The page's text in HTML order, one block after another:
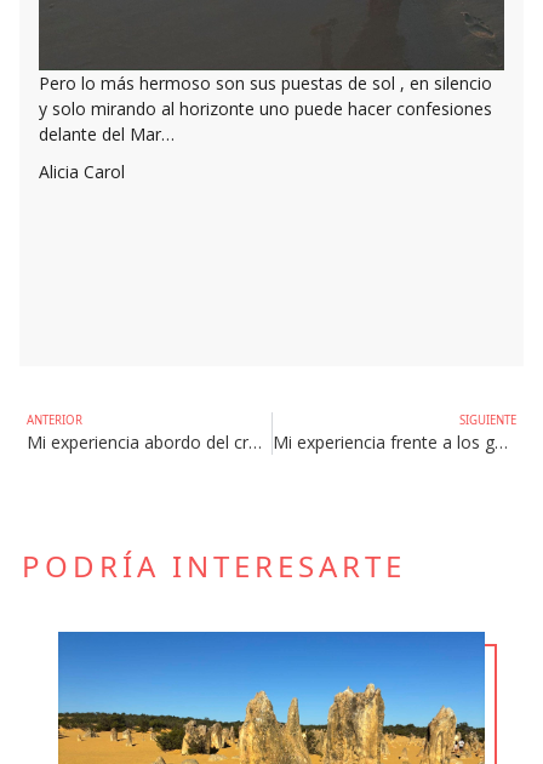
Pero lo más hermoso son sus puestas de sol , en silencio
y solo mirando al horizonte uno puede hacer confesiones
delante del Mar…
Alicia Carol
ANTERIOR
Mi experiencia abordo del crucero Aria : una autentica expedición amazónica
SIGUIENTE
Mi experiencia frente a los gorilas de montaña en Uganda
PODRÍA INTERESARTE